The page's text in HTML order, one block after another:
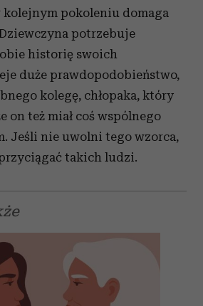
kolejnym pokoleniu domaga
potrzebuje
historię swoich
duże prawdopodobieństwo,
kolegę, chłopaka, który
on też miał coś wspólnego
Jeśli nie uwolni tego wzorca,
takich ludzi.